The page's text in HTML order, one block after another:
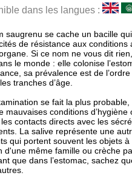
dans les langues :
saugrenu se cache un bacille
de résistance aux conditions
Si ce nom ne vous dit
le monde : elle colonise
sa prévalence est de
tranches d’âge.
se fait la plus
conditions d’hygiène
contacts directs avec les
La salive représente une
qui portent souvent les objets
d'une même famille ou crèche
que dans l’estomac, sachez